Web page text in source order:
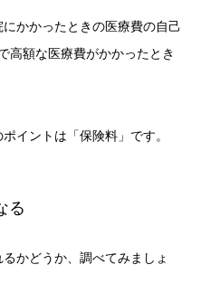
かかったときの医療費の自己
高額な医療費がかかったとき
イントは「保険料」です。
る
かどうか、調べてみましょ